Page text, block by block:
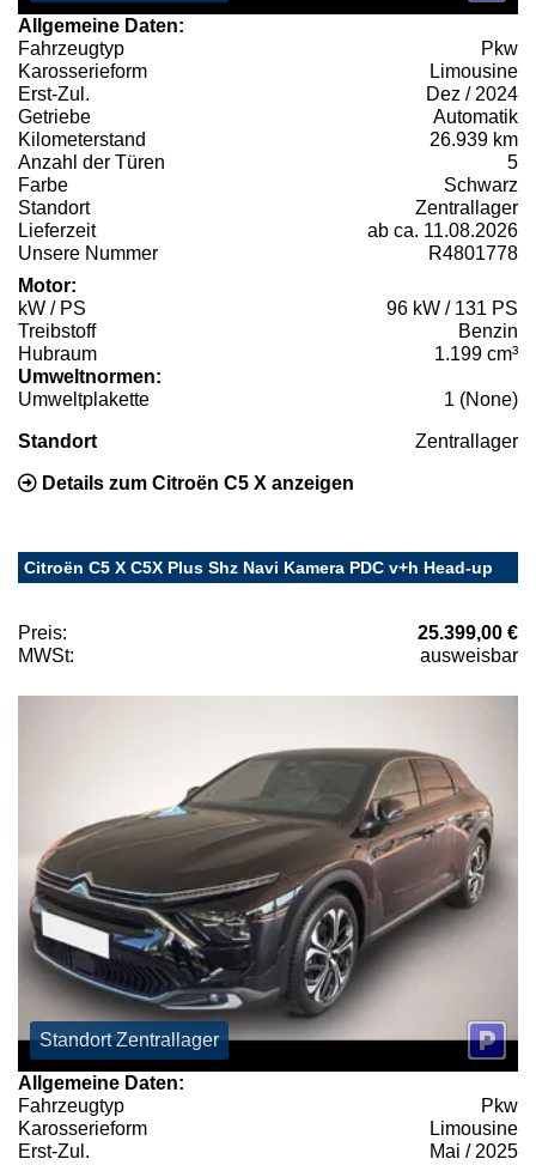
Allgemeine Daten:
Fahrzeugtyp
Pkw
Karosserieform
Limousine
Erst-Zul.
Dez / 2024
Getriebe
Automatik
Kilometerstand
26.939 km
Anzahl der Türen
5
Farbe
Schwarz
Standort
Zentrallager
Lieferzeit
ab ca. 11.08.2026
Unsere Nummer
R4801778
Motor:
kW / PS
96 kW / 131 PS
Treibstoff
Benzin
Hubraum
1.199 cm³
Umweltnormen:
Umweltplakette
1 (None)
Standort Zentrallager
Details zum Citroën C5 X anzeigen
Citroën C5 X C5X Plus Shz Navi Kamera PDC v+h Head-up
Preis:
25.399,00 €
MWSt:
ausweisbar
Standort Zentrallager
Allgemeine Daten:
Fahrzeugtyp
Pkw
Karosserieform
Limousine
Erst-Zul.
Mai / 2025